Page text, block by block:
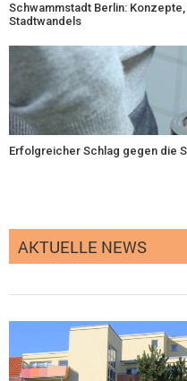
Schwammstadt Berlin:
Stadtwandels
Erfolgreicher Schlag gegen die
AKTUELLE NEWS